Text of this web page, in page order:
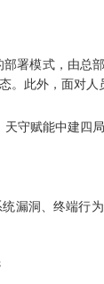
署模式，由总
。此外，面对
漏洞、终端行